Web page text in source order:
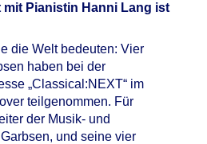
mit Pianistin Hanni Lang ist
die Welt bedeuten: Vier
haben bei der
„Classical:NEXT“ im
teilgenommen. Für
der Musik- und
und seine vier